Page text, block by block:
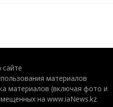
сайте
материалов
материалов (включая фото и
на www.iaNews.kz